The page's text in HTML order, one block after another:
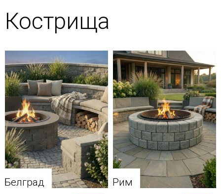
Кострища
Белград Рим